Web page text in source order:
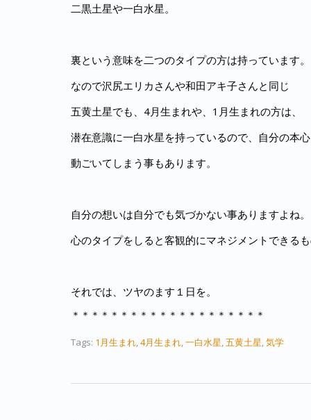
二黒土星や一白水星。
裏という意味を二つのタイプの方は持っています。
なので沢尻エリカさんや和田アキ子さんと同じ
五黄土星でも、4月生まれや、1月生まれの方は、
潜在意識に一白水星を持っているので、自分の本
動ごいてしまう事もあります。
自分の想いは自分でも気づかない事ありますよね。
心のタイプをしると客観的にマネジメントできるも
それでは、ツヤのます１日を。
＊＊＊＊＊＊＊＊＊＊＊＊＊＊＊＊＊＊＊＊
Tags: 1月生まれ 4月生まれ 一白水星 五黄土星 気学